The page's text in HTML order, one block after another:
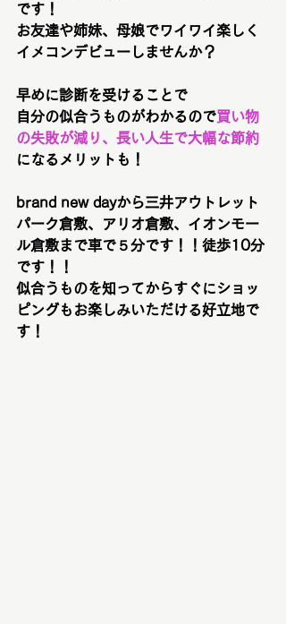
です！
お友達や姉妹、母娘でワイワイ楽しく
イメコンデビューしませんか？
早めに診断を受けることで
自分の似合うものがわかるので買い物
の失敗が減り、長い人生で大幅な節約
になるメリットも！
brand new dayから三井アウトレット
パーク倉敷、アリオ倉敷、イオンモー
ル倉敷まで車で５分です！！徒歩10分
です！！
似合うものを知ってからすぐにショッ
ピングもお楽しみいただける好立地で
す！